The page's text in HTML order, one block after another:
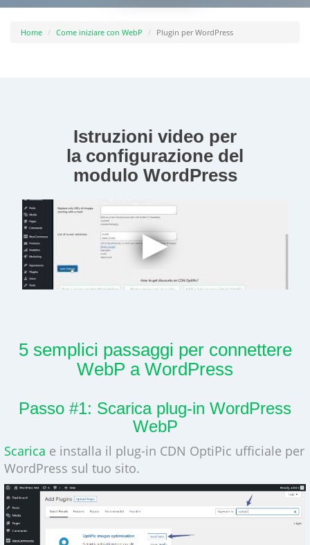
Home Come iniziare con WebP Plugin per WordPress
Istruzioni video per
la configurazione del
modulo WordPress
5 semplici passaggi per connettere
WebP a WordPress
Passo #1: Scarica plug-in WordPress
WebP
Scarica e installa il plug-in CDN OptiPic ufficiale per
WordPress sul tuo sito.